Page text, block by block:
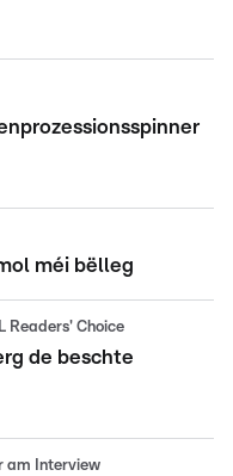
méi bëlleg
Readers' Choice
de beschte
am Interview